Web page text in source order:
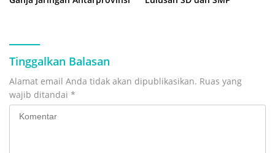
Tinggalkan Balasan
Alamat email Anda tidak akan dipublikasikan. Ruas yang
wajib ditandai *